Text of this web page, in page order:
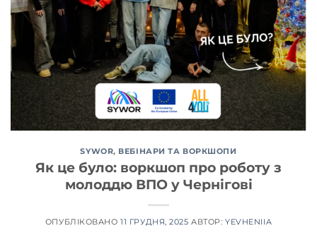
SYWOR, ВЕБІНАРИ ТА ВОРКШОПИ
Як це було: воркшоп про роботу з
молоддю ВПО у Чернігові
ОПУБЛІКОВАНО11 ГРУДНЯ, 2025 АВТОР:YEVHENIIA